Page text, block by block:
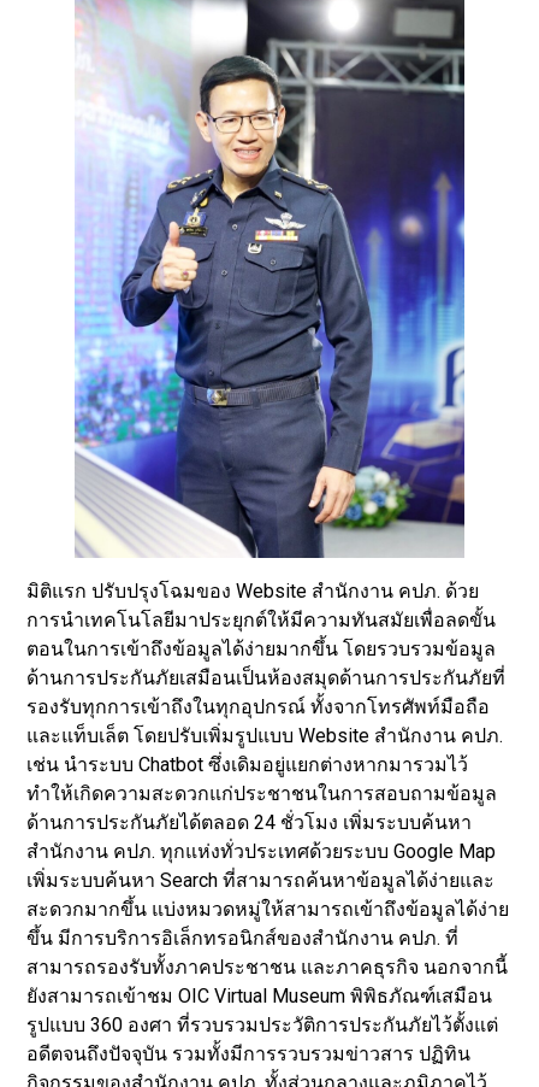
มิติแรก ปรับปรุงโฉมของ Website สำนักงาน คปภ. ด้วย
การนำเทคโนโลยีมาประยุกต์ให้มีความทันสมัยเพื่อลดขั้น
ตอนในการเข้าถึงข้อมูลได้ง่ายมากขึ้น โดยรวบรวมข้อมูล
ด้านการประกันภัยเสมือนเป็นห้องสมุดด้านการประกันภัยที่
รองรับทุกการเข้าถึงในทุกอุปกรณ์ ทั้งจากโทรศัพท์มือถือ
และแท็บเล็ต โดยปรับเพิ่มรูปแบบ Website สำนักงาน คปภ.
เช่น นำระบบ Chatbot ซึ่งเดิมอยู่แยกต่างหากมารวมไว้
ทำให้เกิดความสะดวกแก่ประชาชนในการสอบถามข้อมูล
ด้านการประกันภัยได้ตลอด 24 ชั่วโมง เพิ่มระบบค้นหา
สำนักงาน คปภ. ทุกแห่งทั่วประเทศด้วยระบบ Google Map
เพิ่มระบบค้นหา Search ที่สามารถค้นหาข้อมูลได้ง่ายและ
สะดวกมากขึ้น แบ่งหมวดหมู่ให้สามารถเข้าถึงข้อมูลได้ง่าย
ขึ้น มีการบริการอิเล็กทรอนิกส์ของสำนักงาน คปภ. ที่
สามารถรองรับทั้งภาคประชาชน และภาคธุรกิจ นอกจากนี้
ยังสามารถเข้าชม OIC Virtual Museum พิพิธภัณฑ์เสมือน
รูปแบบ 360 องศา ที่รวบรวมประวัติการประกันภัยไว้ตั้งแต่
อดีตจนถึงปัจจุบัน รวมทั้งมีการรวบรวมข่าวสาร ปฏิทิน